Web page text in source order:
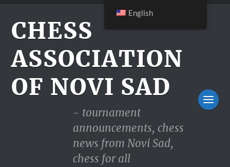
CHESS
ASSOCIATION
OF NOVI SAD
- tournament
announcements, chess
news from Novi Sad,
chess for all
English